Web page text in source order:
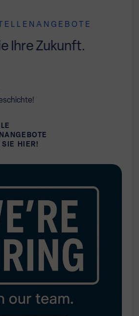
Ihre Zukunft.
SIE HIER!